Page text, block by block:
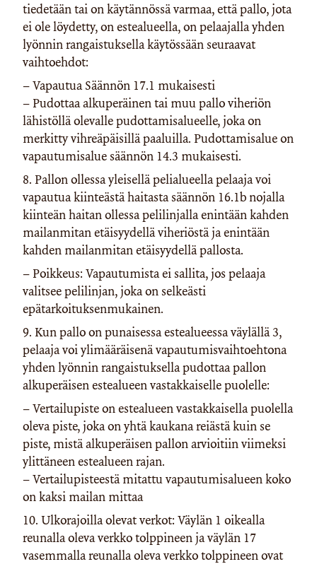
tiedetään tai on käytännössä varmaa, että pallo, jota
ei ole löydetty, on estealueella, on pelaajalla yhden
lyönnin rangaistuksella käytössään seuraavat
vaihtoehdot:
– Vapautua Säännön 17.1 mukaisesti
– Pudottaa alkuperäinen tai muu pallo viheriön
lähistöllä olevalle pudottamisalueelle, joka on
merkitty vihreäpäisillä paaluilla. Pudottamisalue on
vapautumisalue säännön 14.3 mukaisesti.
8. Pallon ollessa yleisellä pelialueella pelaaja voi
vapautua kiinteästä haitasta säännön 16.1b nojalla
kiinteän haitan ollessa pelilinjalla enintään kahden
mailanmitan etäisyydellä viheriöstä ja enintään
kahden mailanmitan etäisyydellä pallosta.
– Poikkeus: Vapautumista ei sallita, jos pelaaja
valitsee pelilinjan, joka on selkeästi
epätarkoituksenmukainen.
9. Kun pallo on punaisessa estealueessa väylällä 3,
pelaaja voi ylimääräisenä vapautumisvaihtoehtona
yhden lyönnin rangaistuksella pudottaa pallon
alkuperäisen estealueen vastakkaiselle puolelle:
– Vertailupiste on estealueen vastakkaisella puolella
oleva piste, joka on yhtä kaukana reiästä kuin se
piste, mistä alkuperäisen pallon arvioitiin viimeksi
ylittäneen estealueen rajan.
– Vertailupisteestä mitattu vapautumisalueen koko
on kaksi mailan mittaa
10. Ulkorajoilla olevat verkot: Väylän 1 oikealla
reunalla oleva verkko tolppineen ja väylän 17
vasemmalla reunalla oleva verkko tolppineen ovat